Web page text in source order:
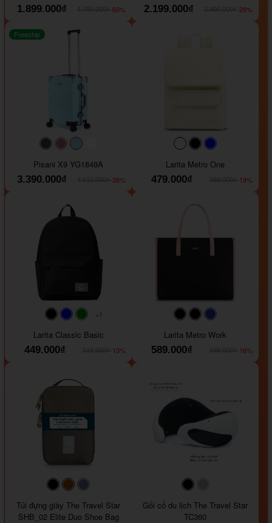
1.899.000₫
-60%
2.199.000₫
-26%
#40454a#b76e79
Freeship
Pisani X9 YG1849A
3.390.000₫
-26%
#faf0e6#000000
Larita Metro One
479.000₫
-19%
#faf0e6#000000#0000FF
+1
Larita Classic Basic
449.000₫
-13%
#000000#000000
Larita Metro Work
589.000₫
-16%
#000000#964B00
Túi đựng giày The Travel Star
SHB_02 Elite Duo Shoe Bag
Gối cổ du lịch The Travel Star
TC360